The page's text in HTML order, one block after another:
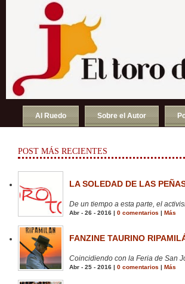
Al Ruedo Sobre el Autor
POST MÁS RECIENTES
LA SOLEDAD DE LAS
De un tiempo a esta parte, el
Abr - 26 - 2016 | 0 comentarios | Más
FANZINE TAURINO
Coincidiendo con la Feria de San
Abr - 25 - 2016 | 0 comentarios | Más